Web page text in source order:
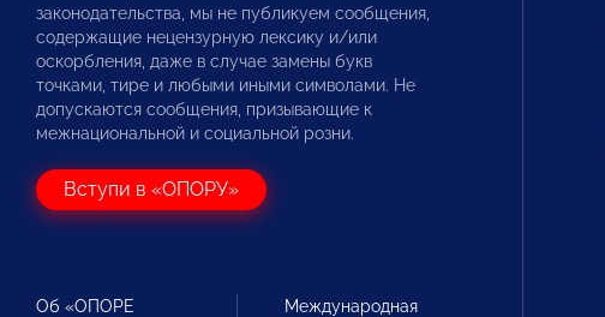
законодательства, мы не публикуем сообщения,
содержащие нецензурную лексику и/или
оскорбления, даже в случае замены букв
точками, тире и любыми иными символами. Не
допускаются сообщения, призывающие к
межнациональной и социальной розни.
Вступи в «ОПОРУ»
Об «ОПОРЕ
Международная